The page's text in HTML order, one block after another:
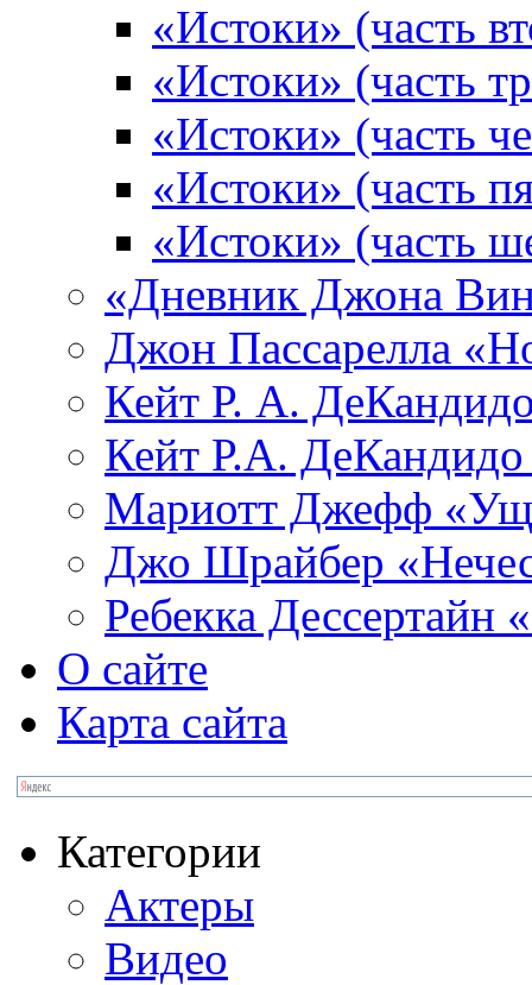
«Истоки» (часть
«Истоки» (часть
«Истоки» (часть
«Истоки» (часть
«Истоки» (часть
«Дневник Джона
Джон Пассарелла
Кейт Р. А.
Кейт Р.А.
Мариотт Джефф
Джо Шрайбер
Ребекка Десcертайн
О сайте
Карта сайта
Категории
Актеры
Видео